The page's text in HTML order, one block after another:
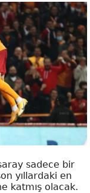
sadece bir
yıllardaki en
katmış olacak.